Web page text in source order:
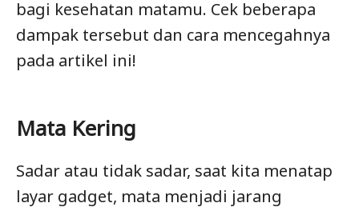
bagi kesehatan matamu. Cek beberapa
dampak tersebut dan cara mencegahnya
pada artikel ini!
Mata Kering
Sadar atau tidak sadar, saat kita menatap
layar gadget, mata menjadi jarang